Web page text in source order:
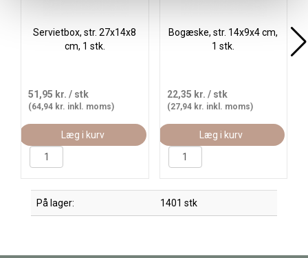
Servietbox, str. 27x14x8
cm, 1 stk.
51,95 kr. / stk
(64,94 kr. inkl. moms)
Læg i kurv
Bogæske, str. 14x9x4 cm,
1 stk.
22,35 kr. / stk
(27,94 kr. inkl. moms)
Læg i kurv
På lager: 1401 stk